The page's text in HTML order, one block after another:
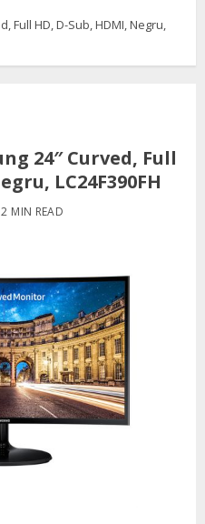
Full HD, D-Sub, HDMI, Negru,
24″ Curved, Full
LC24F390FH
2 MIN READ